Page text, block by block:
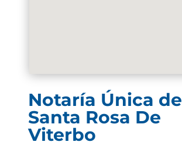
Notaría Única de
Santa Rosa De
Viterbo